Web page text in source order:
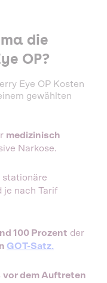
die
OP?
Eye OP Kosten
gewählten
medizinisch
Narkose.
stationäre
je nach Tarif
100 Prozent der
GOT-Satz.
vor dem Auftreten